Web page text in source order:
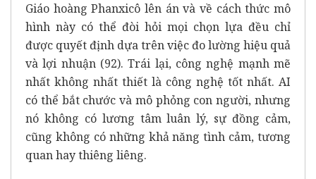
Giáo hoàng Phanxicô lên án và về cách thức mô
hình này có thể đòi hỏi mọi chọn lựa đều chỉ
được quyết định dựa trên việc đo lường hiệu quả
và lợi nhuận (92). Trái lại, công nghệ mạnh mẽ
nhất không nhất thiết là công nghệ tốt nhất. AI
có thể bắt chước và mô phỏng con người, nhưng
nó không có lương tâm luân lý, sự đồng cảm,
cũng không có những khả năng tình cảm, tương
quan hay thiêng liêng.